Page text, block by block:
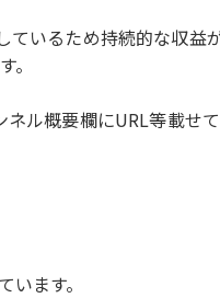
いるため持続的な収
。
ル概要欄にURL等載せ
ます。